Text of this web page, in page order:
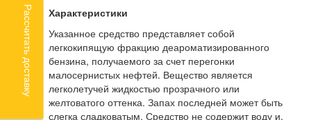
Характеристики
Указанное средство представляет собой
легкокипящую фракцию деароматизированного
бензина, получаемого за счет перегонки
малосернистых нефтей. Вещество является
легколетучей жидкостью прозрачного или
желтоватого оттенка. Запах последней может быть
слегка сладковатым. Средство не содержит воду и,
Рассчитать доставку